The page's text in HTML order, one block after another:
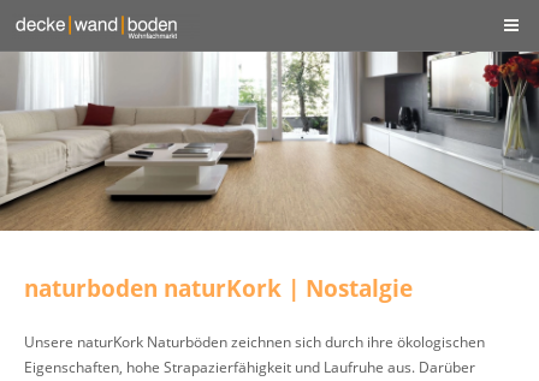
naturboden naturKork | Nostalgie
Unsere naturKork Naturböden zeichnen sich durch ihre ökologischen
Eigenschaften, hohe Strapazierfähigkeit und Laufruhe aus. Darüber